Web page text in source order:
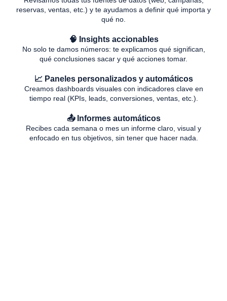
reservas, ventas, etc.) y te ayudamos a definir qué importa y
qué no.
🧠 Insights accionables
No solo te damos números: te explicamos qué significan,
qué conclusiones sacar y qué acciones tomar.
📈 Paneles personalizados y automáticos
Creamos dashboards visuales con indicadores clave en
tiempo real (KPIs, leads, conversiones, ventas, etc.).
📤 Informes automáticos
Recibes cada semana o mes un informe claro, visual y
enfocado en tus objetivos, sin tener que hacer nada.